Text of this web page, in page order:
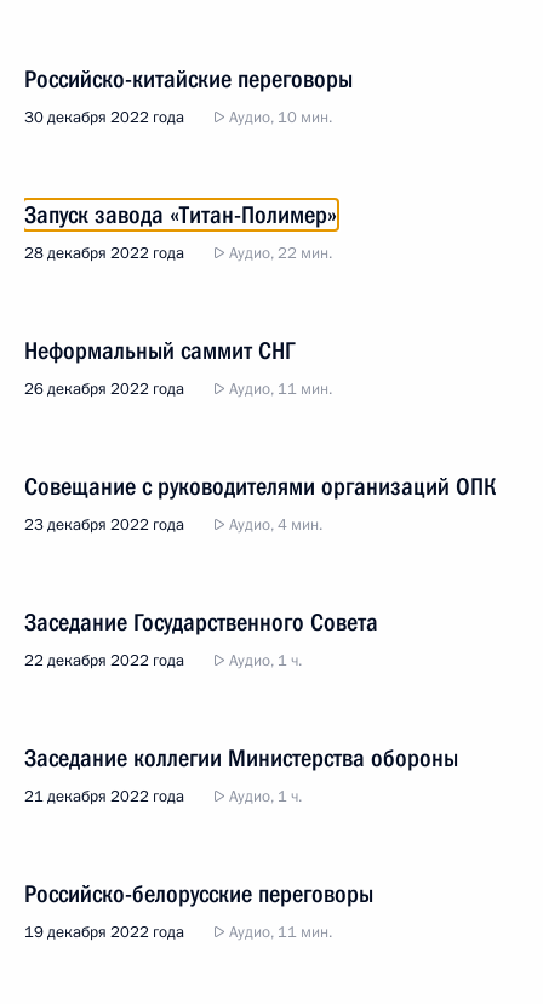
Российско-китайские переговоры
30 декабря 2022 года Аудио, 10 мин.
Запуск завода «Титан-Полимер»
28 декабря 2022 года Аудио, 22 мин.
Неформальный саммит СНГ
26 декабря 2022 года Аудио, 11 мин.
Совещание с руководителями организаций ОПК
23 декабря 2022 года Аудио, 4 мин.
Заседание Государственного Совета
22 декабря 2022 года Аудио, 1 ч.
Заседание коллегии Министерства обороны
21 декабря 2022 года Аудио, 1 ч.
Российско-белорусские переговоры
19 декабря 2022 года Аудио, 11 мин.